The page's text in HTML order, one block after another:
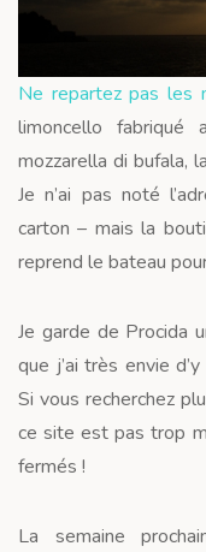
Ne repartez pas les
limoncello
mozzarella di bufala,
Je n’ai pas noté
carton – mais la
reprend le bateau
Je garde de Procida
que j’ai très envie
Si vous recherchez
ce site est pas trop
fermés !
La semaine